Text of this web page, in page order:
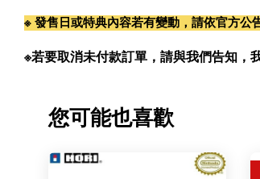
※ 發售日或特典內容若有變動，請依官方公
※若要取消未付款訂單，請與我們告知，
您可能也喜歡